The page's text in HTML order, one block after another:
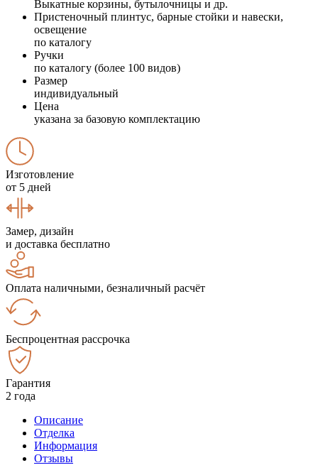
Выкатные корзины, бутылочницы и др.
Пристеночный плинтус, барные стойки и навески,
освещение
по каталогу
Ручки
по каталогу (более 100 видов)
Размер
индивидуальный
Цена
указана за базовую комплектацию
Изготовление
от 5 дней
Замер, дизайн
и доставка бесплатно
Оплата наличными, безналичный расчёт
Беспроцентная рассрочка
Гарантия
2 года
Описание
Отделка
Информация
Отзывы